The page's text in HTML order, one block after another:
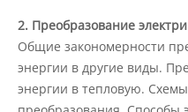
Учебный процесс
2. Преобразование
Общие закономерности
энергии в другие виды.
энергии в тепловую.